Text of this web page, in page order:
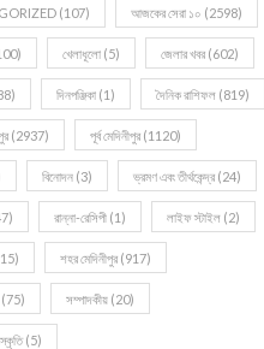
(107) আজকের সেরা ১০ (2598)
খেলাধূলো (5) জেলার খবর (602)
দিনপঞ্জিকা (1) দৈনিক রাশিফল (819)
(2937) পূর্ব মেদিনীপুর (1120)
বিনোদন (3) ভ্রমণ এবং তীর্থকেন্দ্র (24)
রান্না-রেসিপী (1) লাইফ স্টাইল (2)
শহর মেদিনীপুর (917)
(75) সম্পাদকীয় (20)
(5)